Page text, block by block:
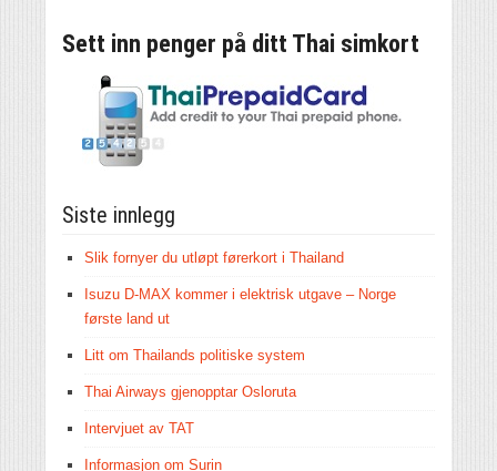
Sett inn penger på ditt Thai simkort
Siste innlegg
Slik fornyer du utløpt førerkort i Thailand
Isuzu D-MAX kommer i elektrisk utgave – Norge
første land ut
Litt om Thailands politiske system
Thai Airways gjenopptar Osloruta
Intervjuet av TAT
Informasjon om Surin